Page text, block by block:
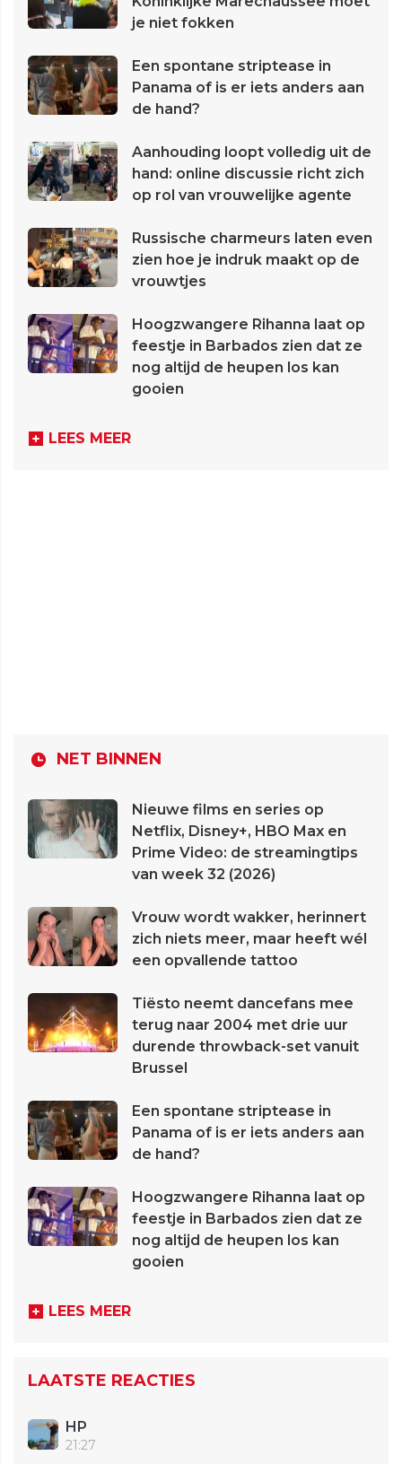
je niet fokken
Een spontane striptease in
Panama of is er iets anders aan
de hand?
Aanhouding loopt volledig uit de
hand: online discussie richt zich
op rol van vrouwelijke agente
Russische charmeurs laten even
zien hoe je indruk maakt op de
vrouwtjes
Hoogzwangere Rihanna laat op
feestje in Barbados zien dat ze
nog altijd de heupen los kan
gooien
LEES MEER
NET BINNEN
Nieuwe films en series op
Netflix, Disney+, HBO Max en
Prime Video: de streamingtips
van week 32 (2026)
Vrouw wordt wakker, herinnert
zich niets meer, maar heeft wél
een opvallende tattoo
Tiësto neemt dancefans mee
terug naar 2004 met drie uur
durende throwback-set vanuit
Brussel
Een spontane striptease in
Panama of is er iets anders aan
de hand?
Hoogzwangere Rihanna laat op
feestje in Barbados zien dat ze
nog altijd de heupen los kan
gooien
LEES MEER
LAATSTE REACTIES
HP
21:27